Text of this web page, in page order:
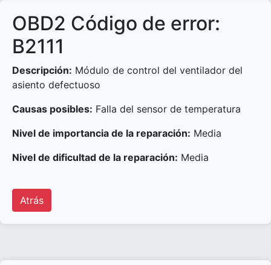
OBD2 Código de error:
B2111
Descripción: Módulo de control del ventilador del
asiento defectuoso
Causas posibles: Falla del sensor de temperatura
Nivel de importancia de la reparación: Media
Nivel de dificultad de la reparación: Media
Atrás